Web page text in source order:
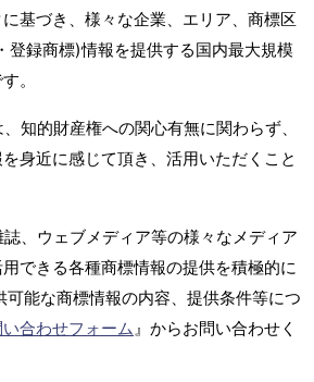
基づき、様々な企業、エリア、商標区
登録商標)情報を提供する国内最大規模
。
知的財産権への関心有無に関わらず、
身近に感じて頂き、活用いただくこと
、ウェブメディア等の様々なメディア
できる各種商標情報の提供を積極的に
可能な商標情報の内容、提供条件等につ
合わせフォーム 』からお問い合わせく